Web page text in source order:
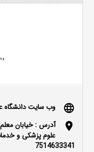
language وب سایت دانشگاه
location_on
آدرس : خیابان معلم
علوم پزشکی و
7514633341